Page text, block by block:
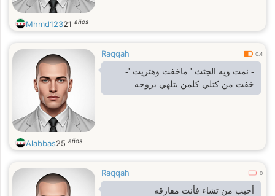
Mhmd12321 años
Raqqah 0.4
- نمت ويه الجثث ' ماخفت وهتزيت '-
خفت من كتلي كلمن يتلهي بروحه
Alabbas25 años
Raqqah 0
أحبب من تشاء فأنت مفارقه